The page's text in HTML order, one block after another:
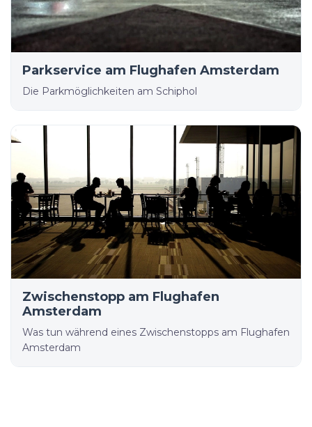
Parkservice am Flughafen Amsterdam
Die Parkmöglichkeiten am Schiphol
Zwischenstopp am Flughafen
Amsterdam
Was tun während eines Zwischenstopps am Flughafen
Amsterdam